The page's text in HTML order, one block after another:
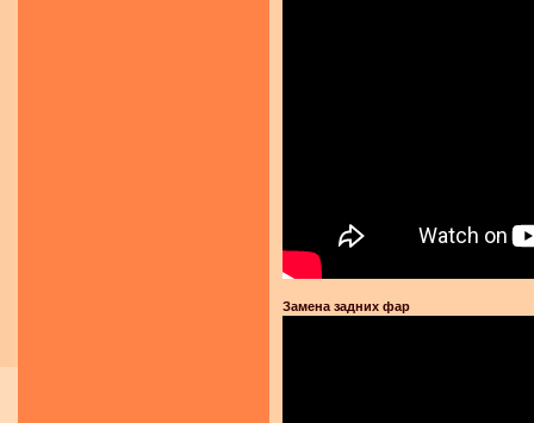
Замена задних фар